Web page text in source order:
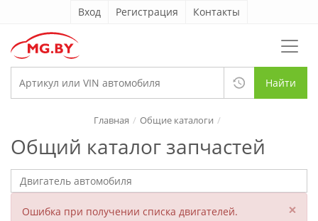
Вход Регистрация Контакты
Найти
Общий каталог запчастей
Главная Общие каталоги
Ошибка при получении списка двигателей. ×